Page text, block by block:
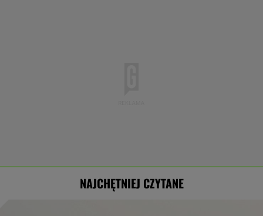
NAJCHĘTNIEJ CZYTANE